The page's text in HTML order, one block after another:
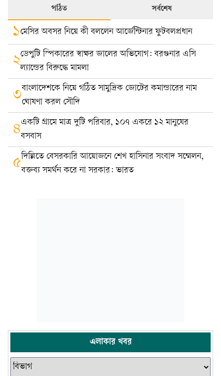
পঠিত সর্বশেষ
১মেসির অবসর নিয়ে কী বললেন আর্জেন্টিনার ফুটবলপ্রধান
২ডেপুটি স্পিকারের স্বাক্ষর জালের অভিযোগ: বরগুনার এসি
ল্যান্ডের বিরুদ্ধে মামলা
৩বাংলাদেশকে নিয়ে গঠিত সামুদ্রিক জোটের কমান্ডারের নাম
ঘোষণা করল সৌদি
৪একটি গ্রামে মাত্র দুটি পরিবার, ১০৭ একরে ১২ মানুষের
বসবাস
৫দিল্লিতে বেসরকারি আয়োজনে শেখ হাসিনার সংবাদ সম্মেলন,
বক্তব্য সমর্থন করে না সরকার: ভারত
এলাকার খবর